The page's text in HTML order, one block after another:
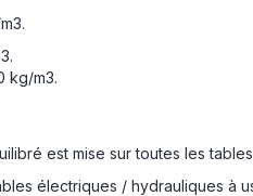
kg/m3.
est mise sur toutes les
électriques / hydrauliques à